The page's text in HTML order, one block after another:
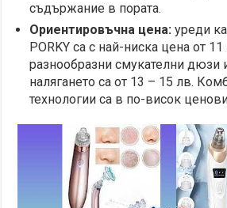
съдържание в пората.
Ориентировъчна цена: уреди
PORKY са с най-ниска цена от
разнообразни смукателни дюзи
налягането са от 13 – 15 лв.
технологии са в по-висок